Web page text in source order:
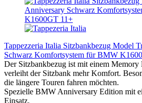
Tappezzeria Italia Sitzbankbezug Model
Schwarz Komfortsystem für BMW
Der Sitzbankbezug ist mit einem Memory
verleiht der Sitzbank mehr Komfort.
die längere Touren fahren möchten.
Spezielle BMW Anniversary Edition mit
Einsatz.